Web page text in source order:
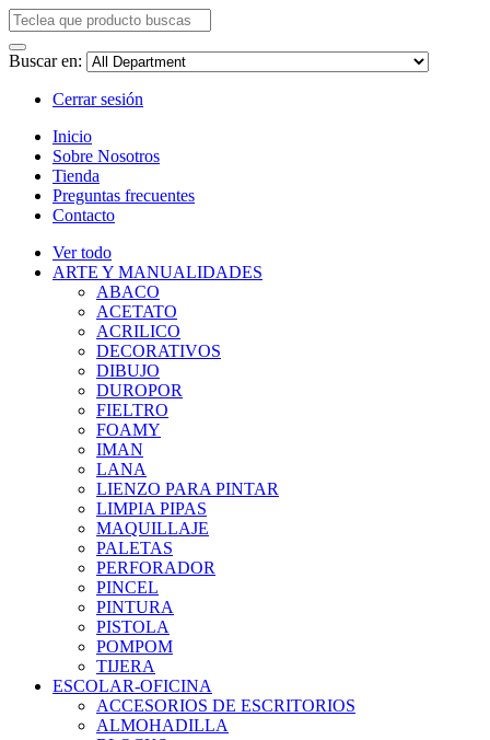
Buscar en:
Cerrar sesión
Inicio
Sobre Nosotros
Tienda
Preguntas frecuentes
Contacto
Ver todo
ARTE Y MANUALIDADES
ABACO
ACETATO
ACRILICO
DECORATIVOS
DIBUJO
DUROPOR
FIELTRO
FOAMY
IMAN
LANA
LIENZO PARA PINTAR
LIMPIA PIPAS
MAQUILLAJE
PALETAS
PERFORADOR
PINCEL
PINTURA
PISTOLA
POMPOM
TIJERA
ESCOLAR-OFICINA
ACCESORIOS DE ESCRITORIOS
ALMOHADILLA